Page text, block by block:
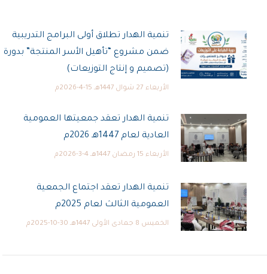
تنمية الهدار تطلاق أولى البرامج التدريبية
ضمن مشروع “تأهيل الأسر المنتجة” بدورة
(تصميم و إنتاج التوزيعات)
الأربعاء 27 شوال 1447هـ 15-4-2026م
تنمية الهدار تعقد جمعيتها العمومية
العادية لعام 1447هـ 2026م
الأربعاء 15 رمضان 1447هـ 4-3-2026م
تنمية الهدار تعقد اجتماع الجمعية
العمومية الثالث لعام 2025م
الخميس 8 جمادى الأولى 1447هـ 30-10-2025م